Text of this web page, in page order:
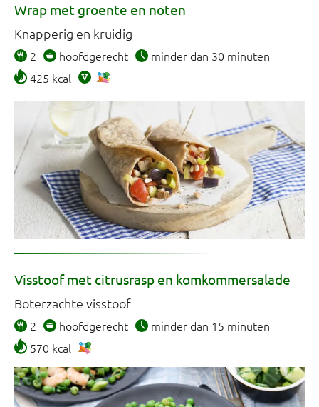
Wrap met groente en noten
Knapperig en kruidig
2 hoofdgerecht
minder dan 30 minuten
425 kcal
Visstoof met citrusrasp en komkommersalade
Boterzachte visstoof
2 hoofdgerecht
minder dan 15 minuten
570 kcal